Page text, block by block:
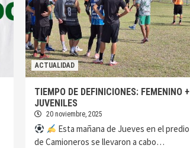
ACTUALIDAD
TIEMPO DE DEFINICIONES: FEMENINO +
JUVENILES
20 noviembre, 2025
Esta mañana de Jueves en el predio
de Camioneros se llevaron a cabo…